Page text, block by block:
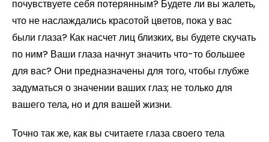
почувствуете себя потерянным? Будете ли вы жалеть,
что не наслаждались красотой цветов, пока у вас
были глаза? Как насчет лиц близких, вы будете скучать
по ним? Ваши глаза начнут значить что-то большее
для вас? Они предназначены для того, чтобы глубже
задуматься о значении ваших глаз; не только для
вашего тела, но и для вашей жизни.
Точно так же, как вы считаете глаза своего тела